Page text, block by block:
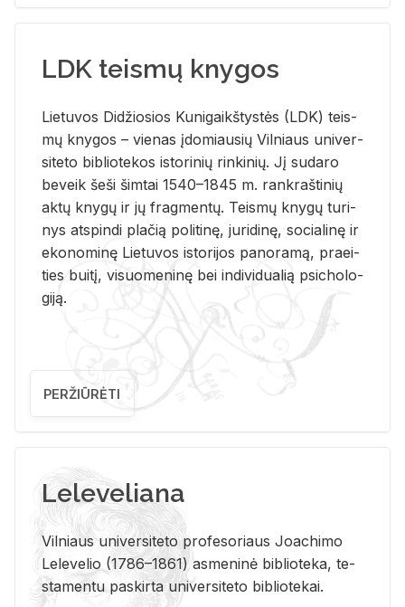
LDK teismų knygos
Lie­tu­vos Di­džio­sios Ku­ni­gaikš­tys­tės (LDK) teis­
mų kny­gos – vie­nas įdo­miau­sių Vil­niaus uni­ver­
si­te­to bi­b­lio­te­kos is­to­ri­nių rin­ki­nių. Jį su­da­ro
be­veik šeši šim­tai 1540–1845 m. rank­raš­ti­nių
aktų kny­gų ir jų frag­men­tų. Teis­mų kny­gų tu­ri­
nys at­spin­di pla­čią po­li­ti­nę, ju­ri­di­nę, so­cia­li­nę ir
eko­no­mi­nę Lie­tu­vos is­to­ri­jos pa­no­ra­mą, pra­ei­
ties bui­tį, vi­suo­me­ni­nę bei in­di­vi­dua­lią psi­cho­lo­
gi­ją.
PERŽIŪRĖTI
Leleveliana
Vil­niaus uni­ver­si­te­to pro­fe­so­riaus Jo­a­chi­mo
Le­le­ve­lio (1786–1861) as­me­ni­nė bi­b­lio­te­ka, te­
sta­men­tu pa­skir­ta uni­ver­si­te­to bi­b­lio­te­kai.